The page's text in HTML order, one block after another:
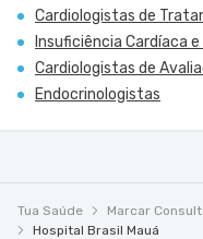
Cardiologistas de
Insuficiência Cardíaca
Cardiologistas de
Endocrinologistas
Tua Saúde Marcar
Hospital Brasil Mauá